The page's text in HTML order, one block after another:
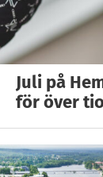
Juli på
för över